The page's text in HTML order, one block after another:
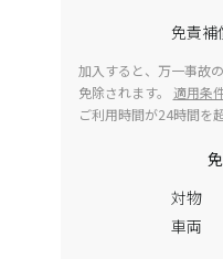
免責補
加入すると、万一事故
免除されます。 適用条
ご利用時間が24時間を
対物
車両